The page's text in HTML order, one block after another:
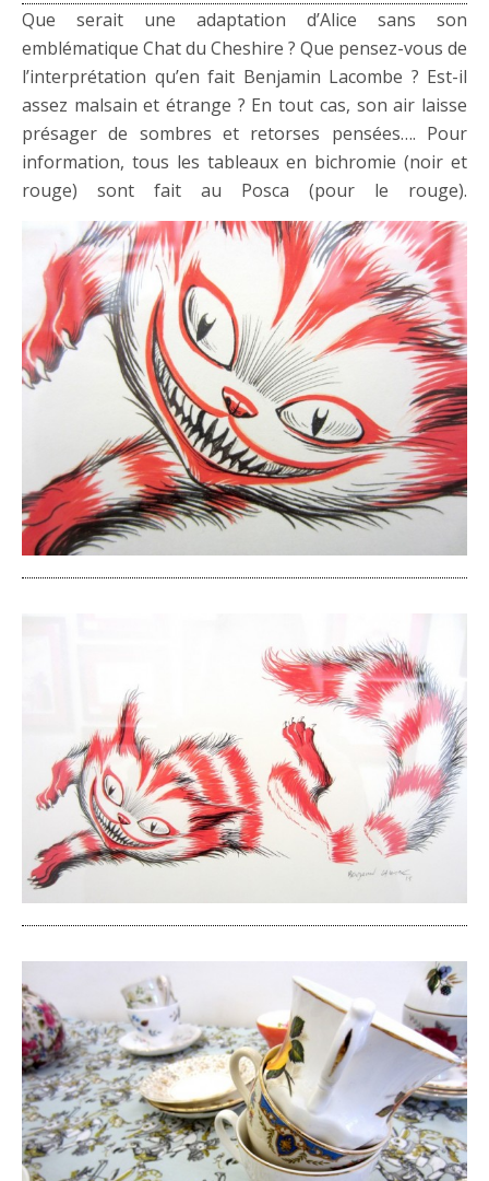
Que serait une adaptation d’Alice sans son
emblématique Chat du Cheshire ? Que pensez-vous de
l’interprétation qu’en fait Benjamin Lacombe ? Est-il
assez malsain et étrange ? En tout cas, son air laisse
présager de sombres et retorses pensées…. Pour
information, tous les tableaux en bichromie (noir et
rouge) sont fait au Posca (pour le rouge).